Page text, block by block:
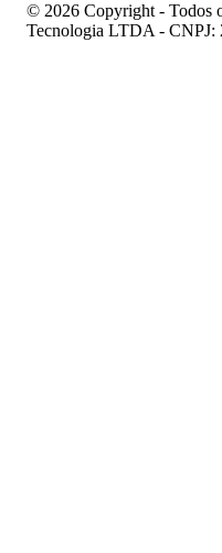
© 2026 Copyright - Todos
Tecnologia LTDA - CNPJ: